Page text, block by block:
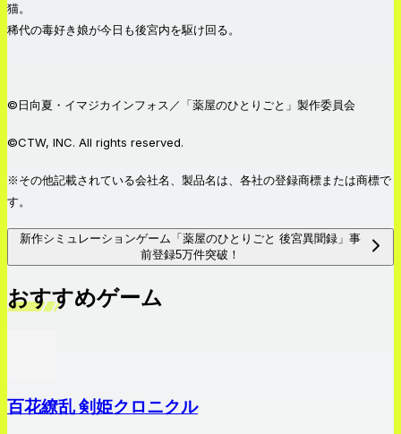
猫。
稀代の毒好き娘が今日も後宮内を駆け回る。
©日向夏・イマジカインフォス／「薬屋のひとりごと」製作委員会
©CTW, INC. All rights reserved.
※その他記載されている会社名、製品名は、各社の登録商標または商標で
す。
新作シミュレーションゲーム「薬屋のひとりごと 後宮異聞録」事
前登録5万件突破！
おすすめゲーム
百花繚乱 剣姫クロニクル